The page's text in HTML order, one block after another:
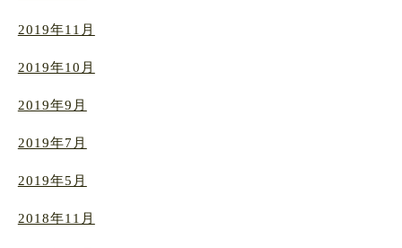
2019年11月
2019年10月
2019年9月
2019年7月
2019年5月
2018年11月